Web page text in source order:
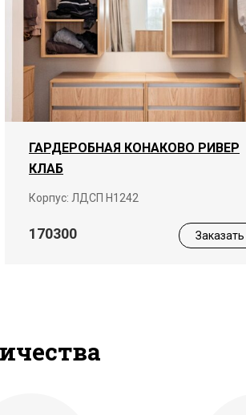
ГАРДЕРОБНАЯ КОНАКОВО РИВЕР
КЛАБ
Корпус: ЛДСП Н1242
170300 Заказать